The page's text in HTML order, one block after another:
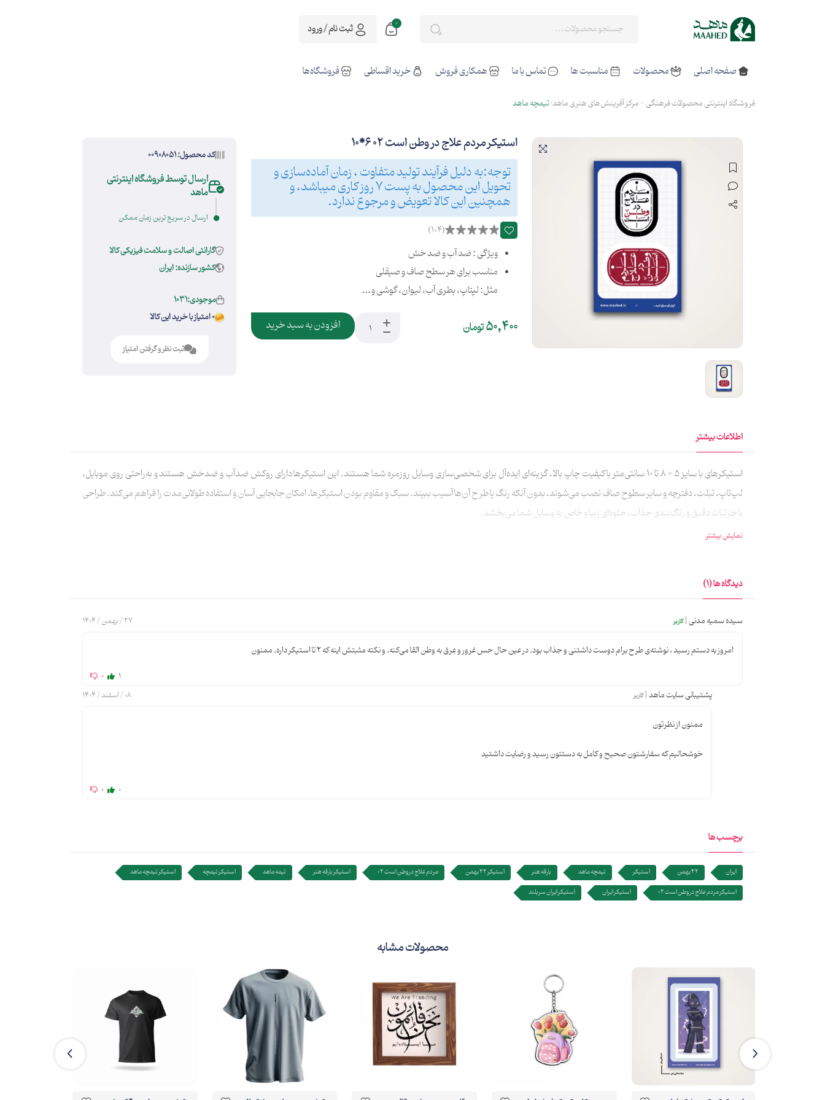
0 ثبت نام / ورود
صفحه اصلی محصولات مناسبت ها تماس با ما همکاری فروش خرید اقساطی فروشگاه‌ها
فروشگاه اینترنتی محصولات فرهنگی - مرکز آفرینش‌های هنری ماهد تیمچه ماهد
استیکر مردم علاج در وطن است 02 6*10
توجه:به دلیل فرآیند تولید متفاوت ، زمان آماده‌سازی و
تحویل این محصول به پست 7 روز کاری میباشد، و
همچنین این کالا تعویض و مرجوع ندارد.
(104)
ویژگی : ضد آب و ضد خش
مناسب برای هر سطح صاف و صیقلی
مثل: لپتاپ، بطری آب، لیوان، گوشی و …
50,400تومان افزودن به سبد خرید
کد محصول: 00908051
ارسال توسط فروشگاه اینترنتی
ماهد
ارسال در سریع ترین زمان ممکن
گارانتی اصالت و سلامت فیزیکی کالا
کشور سازنده: ایران
موجودی:1031
0 امتیاز با خرید این کالا
ثبت نظر و گرفتن امتیاز
اطلاعات بیشتر
استیکرهای با سایز 5 × 8 تا 10 سانتی‌متر با کیفیت چاپ بالا، گزینه‌ای ایده‌آل برای شخصی‌سازی وسایل روزمره شما هستند. این استیکرها دارای روکش ضدآب و ضدخش هستند و به‌راحتی روی موبایل،
لپ‌تاپ، تبلت، دفترچه و سایر سطوح صاف نصب می‌شوند، بدون آنکه رنگ یا طرح آن‌ها آسیب ببیند. سبک و مقاوم بودن استیکرها، امکان جابجایی آسان و استفاده طولانی‌مدت را فراهم می‌کند. طراحی
با جزئیات دقیق و رنگ‌بندی جذاب، جلوه‌ای زیبا و خاص به وسایل شما می‌بخشد.
نمایش بیشتر
دیدگاه ها (1)
سیده سمیه مدنی |کاربر 27 / بهمن / 1404
امروز به دستم رسید ، نوشته‌ی طرح برام دوست ‌داشتنی و جذاب بود. در عین حال حس غرور و عِرق به وطن القا می‌کنه. و نکته مثبتش اینه که 2 تا استیکر داره. ممنون
1
0
پشتیبانی سایت ماهد |کاربر 08 / اسفند / 1404
ممنون از نظرتون
خوشحالیم که سفارشتون صحیح و کامل به دستتون رسید و رضایت داشتید
0
0
برچسب ها
ایران 22 بهمن استیکر تیمچه ماهد بارقه هنر استیکر 22 بهمن مردم علاج در وطن است 02 استیکر بارقه هنر تیمه ماهد استیکر تیمچه
استیکر تیمچه ماهد
استیکر مردم علاج در وطن است 02
استیکر ایران استیکر ایران سربلند
محصولات مشابه